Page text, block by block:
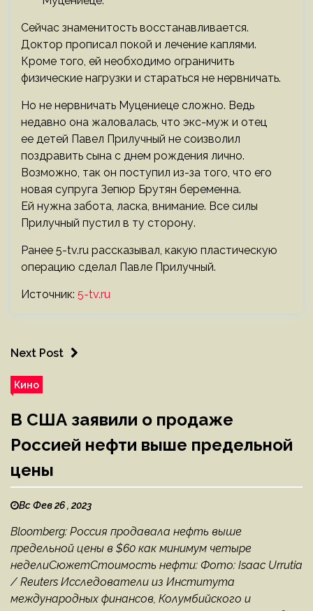
Сейчас знаменитость восстанавливается.
Доктор прописал покой и лечение каплями.
Кроме того, ей необходимо ограничить
физические нагрузки и стараться не нервничать.
Но не нервничать Муцениеце сложно. Ведь
недавно она жаловалась, что экс-муж и отец
ее детей Павел Прилучный не соизволил
поздравить сына с днем рождения лично.
Возможно, так он поступил из-за того, что его
новая супруга Зепюр Брутян беременна.
Ей нужна забота, ласка, внимание. Все силы
Прилучный пустил в ту сторону.
Ранее 5-tv.ru рассказывал, какую пластическую
операцию сделал Павле Прилучный.
Источник: 5-tv.ru
Next Post
Кино
В США заявили о продаже
Россией нефти выше предельной
цены
Вс Фев 26 , 2023
Bloomberg: Россия продавала нефть выше
предельной цены в $60 как минимум четыре
неделиСюжетСтоимость нефти: Фото: Isaac Urrutia
/ Reuters Исследователи из Института
международных финансов, Колумбийского и